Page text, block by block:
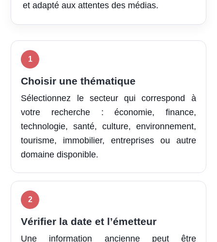
et adapté aux attentes des médias.
Choisir une thématique
Sélectionnez le secteur qui correspond à
votre recherche : économie, finance,
technologie, santé, culture, environnement,
tourisme, immobilier, entreprises ou autre
domaine disponible.
Vérifier la date et l’émetteur
Une information ancienne peut être